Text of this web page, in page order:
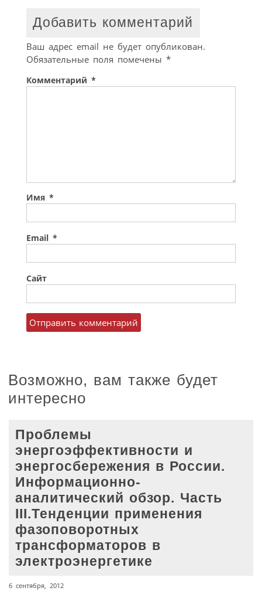
Добавить комментарий
Ваш адрес email не будет опубликован.
Обязательные поля помечены *
Комментарий *
Имя *
Email *
Сайт
Возможно, вам также будет
интересно
Проблемы
энергоэффективности и
энергосбережения в России.
Информационно-
аналитический обзор. Часть
III.Тенденции применения
фазоповоротных
трансформаторов в
электроэнергетике
6 сентября, 2012